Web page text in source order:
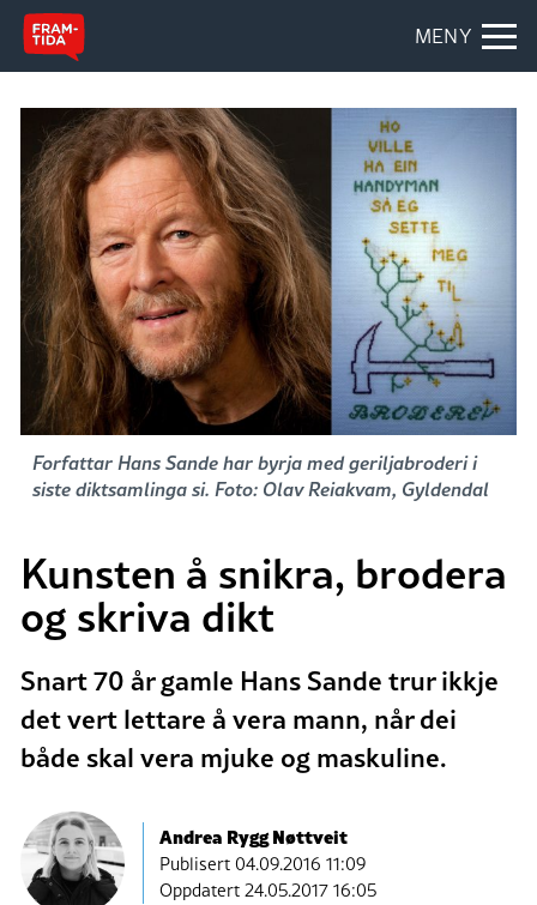
MENY
Forfattar Hans Sande har byrja med geriljabroderi i
siste diktsamlinga si. Foto: Olav Reiakvam, Gyldendal
Kunsten å snikra, brodera
og skriva dikt
Snart 70 år gamle Hans Sande trur ikkje
det vert lettare å vera mann, når dei
både skal vera mjuke og maskuline.
Andrea Rygg Nøttveit
Publisert04.09.2016 11:09
Oppdatert 24.05.2017 16:05